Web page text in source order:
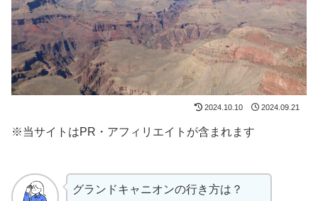
2024.10.10 2024.09.21
※当サイトはPR・アフィリエイトが含まれます
グランドキャニオンの行き方は？